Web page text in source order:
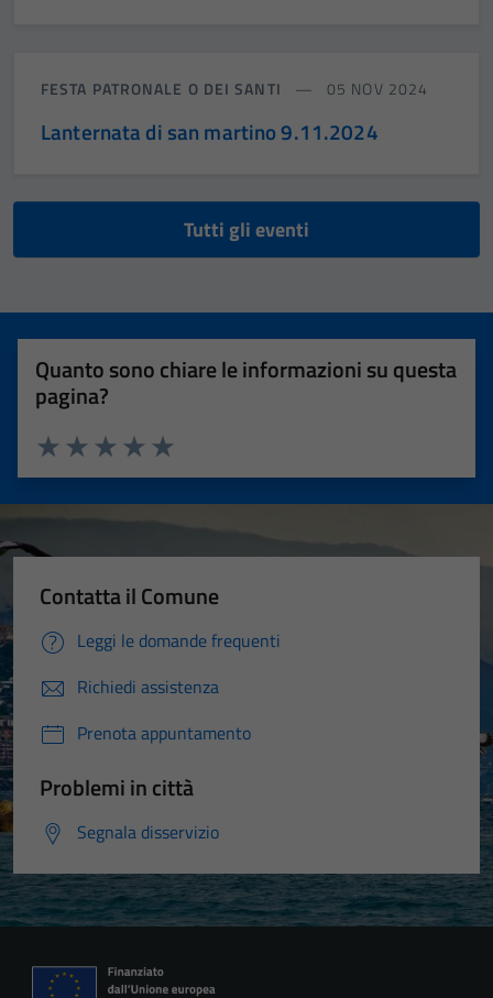
FESTA PATRONALE O DEI SANTI 05 NOV 2024
Lanternata di san martino 9.11.2024
Tutti gli eventi
Quanto sono chiare le informazioni su questa
pagina?
Valuta 5 stelle su 5
Valuta 4 stelle su 5
Valuta 3 stelle su 5
Valuta 2 stelle su 5
Valuta 1 stelle su 5
Contatta il Comune
Leggi le domande frequenti
Richiedi assistenza
Prenota appuntamento
Problemi in città
Segnala disservizio
Tecnici
Questi cookie
sono necessari